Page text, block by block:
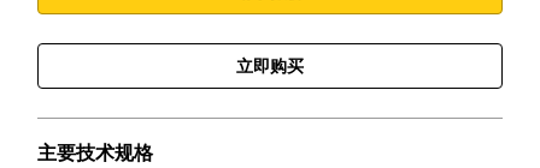
立即购买
主要技术规格